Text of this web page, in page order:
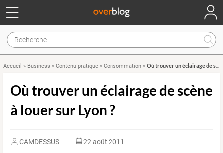
Accueil » Business » Contenu pratique » Consommation » Où trouver un éclairage de scène à louer sur Lyon ?
Où trouver un éclairage de scène
à louer sur Lyon ?
CAMDESSUS 22 août 2011